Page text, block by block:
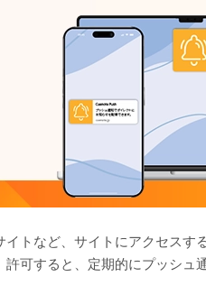
イトなど、サイトにアクセス
許可すると、定期的にプッシュ